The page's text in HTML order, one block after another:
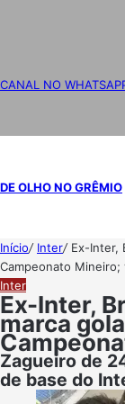
CANAL NO
DE OLHO NO GRÊMIO
Início/ Inter/ Ex-Inter,
Campeonato Mineiro;
Inter
Ex-Inter,
marca
Zagueiro de
de base do